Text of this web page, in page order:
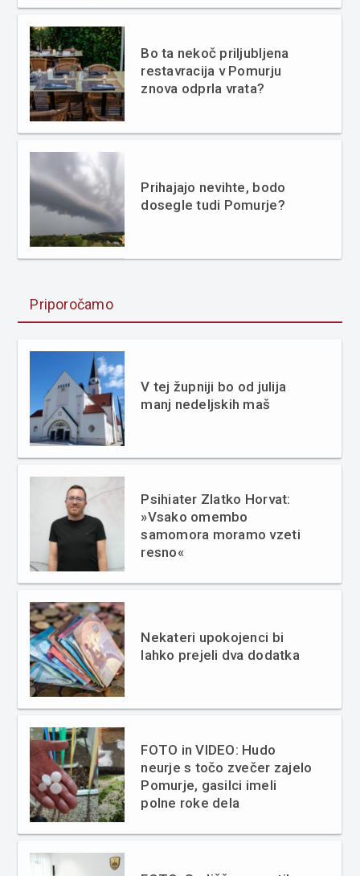
Bo ta nekoč priljubljena
restavracija v Pomurju
znova odprla vrata?
Prihajajo nevihte, bodo
dosegle tudi Pomurje?
Priporočamo
V tej župniji bo od julija
manj nedeljskih maš
Psihiater Zlatko Horvat:
»Vsako omembo
samomora moramo vzeti
resno«
Nekateri upokojenci bi
lahko prejeli dva dodatka
FOTO in VIDEO: Hudo
neurje s točo zvečer zajelo
Pomurje, gasilci imeli
polne roke dela